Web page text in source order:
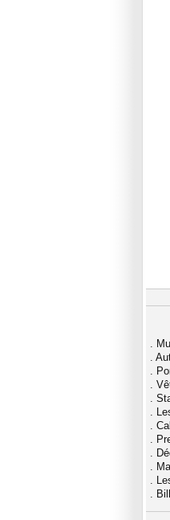
.
.
.
.
.
.
.
.
.
.
.
.